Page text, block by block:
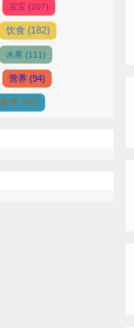
宝宝 (207)
饮食 (182)
水果 (111)
营养 (94)
家常 (82)